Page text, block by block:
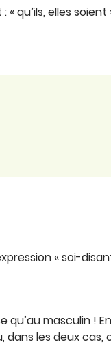
qu’ils, elles soient
« soi-
masculin !
les deux